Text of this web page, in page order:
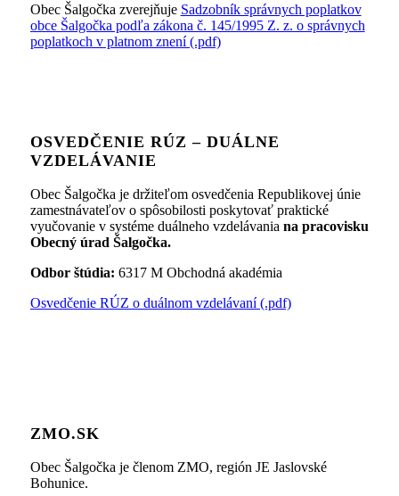
Obec Šalgočka zverejňuje Sadzobník správnych poplatkov
obce Šalgočka podľa zákona č. 145/1995 Z. z. o správnych
poplatkoch v platnom znení (.pdf)
OSVEDČENIE RÚZ – DUÁLNE
VZDELÁVANIE
Obec Šalgočka je držiteľom osvedčenia Republikovej únie
zamestnávateľov o spôsobilosti poskytovať praktické
vyučovanie v systéme duálneho vzdelávania na pracovisku
Obecný úrad Šalgočka.
Odbor štúdia: 6317 M Obchodná akadémia
Osvedčenie RÚZ o duálnom vzdelávaní (.pdf)
ZMO.SK
Obec Šalgočka je členom ZMO, región JE Jaslovské
Bohunice.